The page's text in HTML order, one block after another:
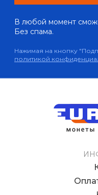
В любой момент
Без спама.
Нажимая на кнопку
политикой